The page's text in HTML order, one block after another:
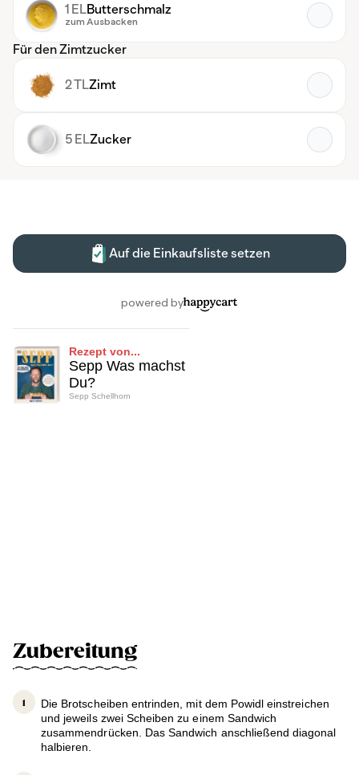
Rezept von...
Sepp Was machst
Du?
Sepp Schellhorn
Zubereitung
Die Brotscheiben entrinden, mit dem Powidl einstreichen
und jeweils zwei Scheiben zu einem Sandwich
zusammendrücken. Das Sandwich anschließend diagonal
halbieren.